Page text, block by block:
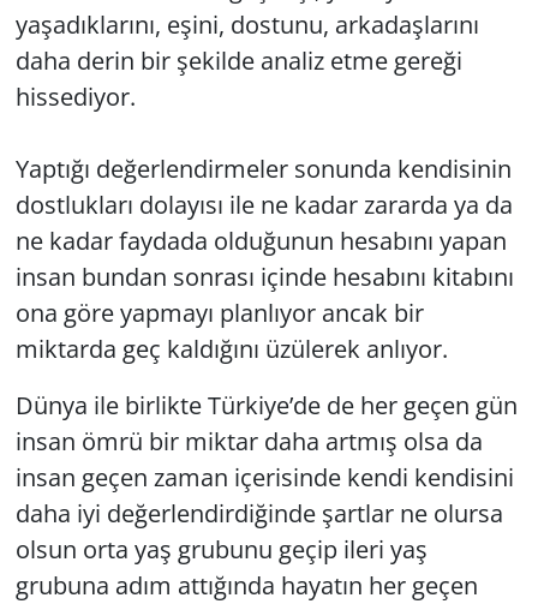
yaşadıklarını, eşini, dostunu, arkadaşlarını
daha derin bir şekilde analiz etme gereği
hissediyor.
Yaptığı değerlendirmeler sonunda kendisinin
dostlukları dolayısı ile ne kadar zararda ya da
ne kadar faydada olduğunun hesabını yapan
insan bundan sonrası içinde hesabını kitabını
ona göre yapmayı planlıyor ancak bir
miktarda geç kaldığını üzülerek anlıyor.
Dünya ile birlikte Türkiye’de de her geçen gün
insan ömrü bir miktar daha artmış olsa da
insan geçen zaman içerisinde kendi kendisini
daha iyi değerlendirdiğinde şartlar ne olursa
olsun orta yaş grubunu geçip ileri yaş
grubuna adım attığında hayatın her geçen